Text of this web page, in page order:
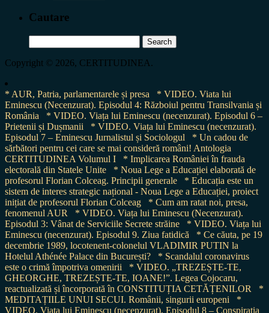
Cautare
for:
Copyright © 2026, CERTITUDINEA.
* AUR, Patria, parlamentarele și presa
* VIDEO. Viata lui
Eminescu (Necenzurat). Episodul 4: Războiul pentru Transilvania și
România
* VIDEO. Viața lui Eminescu (necenzurat). Episodul 6 –
Prietenii și Dușmanii
* VIDEO. Viața lui Eminescu (necenzurat).
Episodul 7 – Eminescu Jurnalistul și Sociologul
* Un cadou de
sărbători pentru cei care se mai consideră români! Antologia
CERTITUDINEA Volumul I
* Implicarea României în frauda
electorală din Statele Unite
* Noua Lege a Educației elaborată de
profesorul Florian Colceag. Principii generale
* Educația este un
sistem de interes strategic național - Noua Lege a Educației, proiect
inițiat de profesorul Florian Colceag
* Cum am ratat noi, presa,
fenomenul AUR
* VIDEO. Viața lui Eminescu (Necenzurat).
Episodul 3: Vânat de Serviciile Secrete străine
* VIDEO. Viața lui
Eminescu (necenzurat). Episodul 9. Ziua fatidică
* Ce căuta, pe 19
decembrie 1989, locotenent-colonelul VLADIMIR PUTIN la
Hotelul Athénée Palace din București?
* Scandalul coronavirus
este o crimă împotriva omenirii
* VIDEO. „TREZEȘTE-TE,
GHEORGHE, TREZEȘTE-TE, IOANE!”. Legea Cojocaru,
reactualizată și încorporată în CONSTITUȚIA CETĂȚENILOR
*
MEDITAȚIILE UNUI SECUI. Românii, singurii europeni
*
VIDEO. Viața lui Eminescu (necenzurat). Episodul 8 – Conspirația